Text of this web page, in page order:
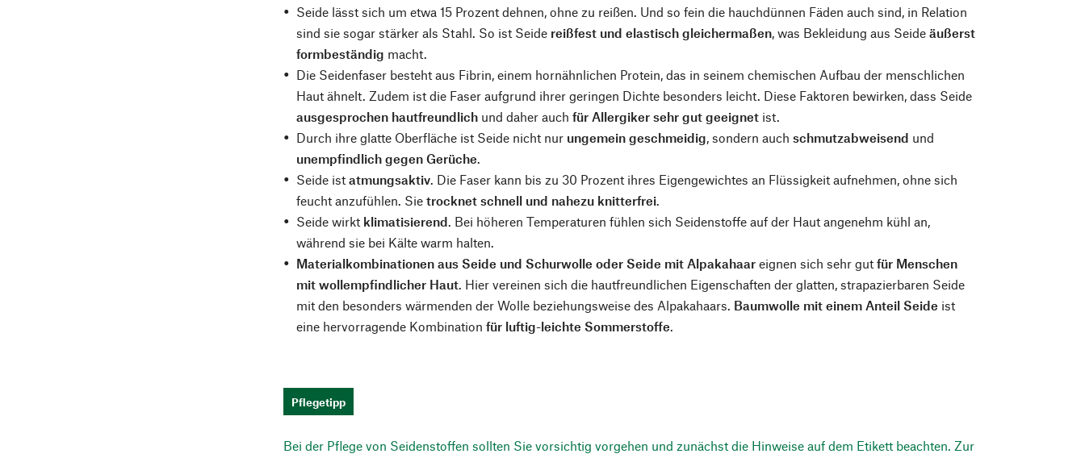
Seide lässt sich um etwa 15 Prozent dehnen, ohne zu reißen. Und so fein die hauchdünnen Fäden auch sind, in Relation
sind sie sogar stärker als Stahl. So ist Seide reißfest und elastisch gleichermaßen, was Bekleidung aus Seide äußerst
formbeständig macht.
Die Seidenfaser besteht aus Fibrin, einem hornähnlichen Protein, das in seinem chemischen Aufbau der menschlichen
Haut ähnelt. Zudem ist die Faser aufgrund ihrer geringen Dichte besonders leicht. Diese Faktoren bewirken, dass Seide
ausgesprochen hautfreundlichund daher auch für Allergiker sehr gut geeignetist.
Durch ihre glatte Oberfläche ist Seide nicht nur ungemein geschmeidig, sondern auch schmutzabweisend und
unempfindlich gegen Gerüche.
Seide ist atmungsaktiv. Die Faser kann bis zu 30 Prozent ihres Eigengewichtes an Flüssigkeit aufnehmen, ohne sich
feucht anzufühlen. Sie trocknet schnell und nahezu knitterfrei.
Seide wirkt klimatisierend. Bei höheren Temperaturen fühlen sich Seidenstoffe auf der Haut angenehm kühl an,
während sie bei Kälte warm halten.
Materialkombinationen aus Seide und Schurwolle oder Seide mit Alpakahaareignen sich sehr gut für Menschen
mit wollempfindlicher Haut. Hier vereinen sich die hautfreundlichen Eigenschaften der glatten, strapazierbaren Seide
mit den besonders wärmenden der Wolle beziehungsweise des Alpakahaars. Baumwolle mit einem Anteil Seide ist
eine hervorragende Kombination für luftig-leichte Sommerstoffe.
Pflegetipp
Bei der Pflege von Seidenstoffen sollten Sie vorsichtig vorgehen und zunächst die Hinweise auf dem Etikett beachten. Zur